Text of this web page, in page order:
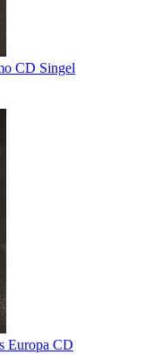
CD Singel
Europa CD